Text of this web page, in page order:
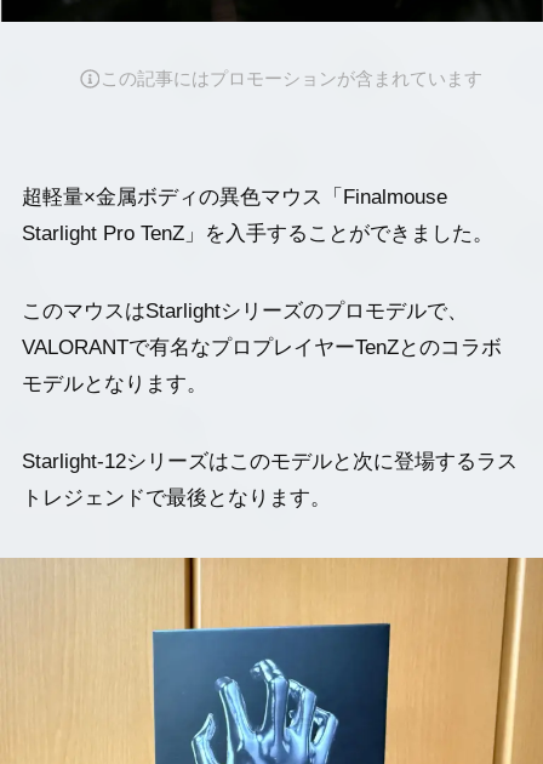
この記事にはプロモーションが含まれています
超軽量×金属ボディの異色マウス「Finalmouse
Starlight Pro TenZ」を入手することができました。
このマウスはStarlightシリーズのプロモデルで、
VALORANTで有名なプロプレイヤーTenZとのコラボ
モデルとなります。
Starlight-12シリーズはこのモデルと次に登場するラス
トレジェンドで最後となります。